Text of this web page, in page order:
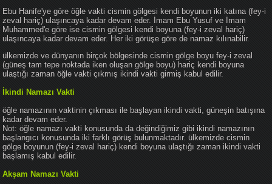
Ebu Hanife'ye göre öğle vakti cismin gölgesi kendi boyunun iki katına (fey-i
zeval hariç) ulaşıncaya kadar devam eder. İmam Ebu Yusuf ve İmam
Muhammed'e göre ise cismin gölgesi kendi boyuna (fey-i zeval hariç)
ulaşıncaya kadar devam eder. Her iki görüşe göre de namaz kılınabilir.
ülkemizde ve dünyanın birçok bölgesinde cismin gölge boyu fey-i zeval
(güneş tam tepe noktada iken oluşan gölge boyu) hariç kendi boyuna
ulaştığı zaman öğle vakti çıkmış ikindi vakti girmiş kabul edilir.
İkindi Namazı Vakti
öğle namazının vaktinin çıkması ile başlayan ikindi vakti, güneşin batışına
kadar devam eder.
Not: öğle namazı vakti konusunda da değindiğimiz gibi ikindi namazının
başlangıcı konusunda iki farklı görüş bulunmaktadır. ülkemizde cismin
gölge boyunun (fey-i zeval hariç) kendi boyuna ulaştığı zaman ikindi vakti
başlamış kabul edilir.
Akşam Namazı Vakti